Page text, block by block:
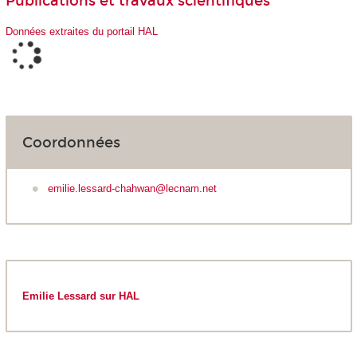
Données extraites du portail HAL
Coordonnées
emilie.lessard-chahwan@lecnam.net
Emilie Lessard sur HAL